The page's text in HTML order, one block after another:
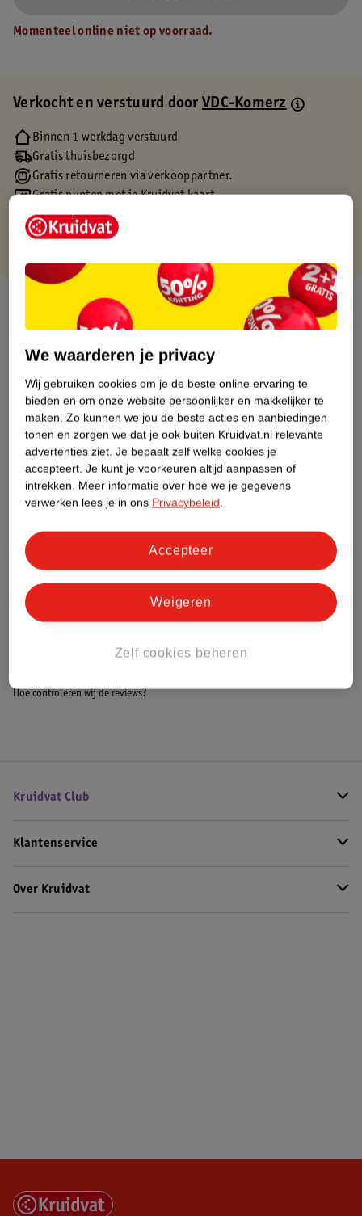
Momenteel online niet op voorraad.
Verkocht en verstuurd doorVDC-Komerz
Binnen 1 werkdag verstuurd
Gratis thuisbezorgd
Gratis retourneren via verkooppartner.
Gratis punten met je Kruidvat kaart
Over dit product
Etiketinformatie
Nature Impact Score
Dit product heeft (nog) geen Nature
Impact Score.
Meer informatie
Bestel & Bezorginformatie
Bekijk ook
Alle Chocoladegeschenken
Hoe controleren wij de reviews?
Kruidvat Club
Klantenservice
Over Kruidvat
We waarderen je privacy
Wij gebruiken cookies om je de beste online ervaring te
bieden en om onze website persoonlijker en makkelijker te
maken. Zo kunnen we jou de beste acties en aanbiedingen
tonen en zorgen we dat je ook buiten Kruidvat.nl relevante
advertenties ziet. Je bepaalt zelf welke cookies je
accepteert. Je kunt je voorkeuren altijd aanpassen of
intrekken. Meer informatie over hoe we je gegevens
verwerken lees je in ons Privacybeleid.
Zelf cookies beheren
Weigeren
Accepteer